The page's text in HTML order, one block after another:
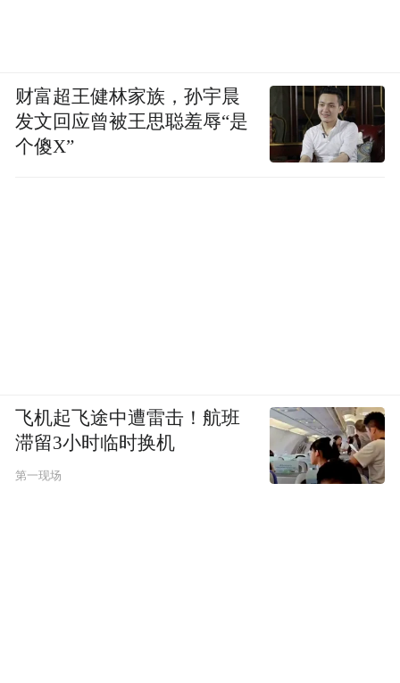
财富超王健林家族，孙宇晨
发文回应曾被王思聪羞辱“是
个傻X”
飞机起飞途中遭雷击！航班
滞留3小时临时换机
第一现场